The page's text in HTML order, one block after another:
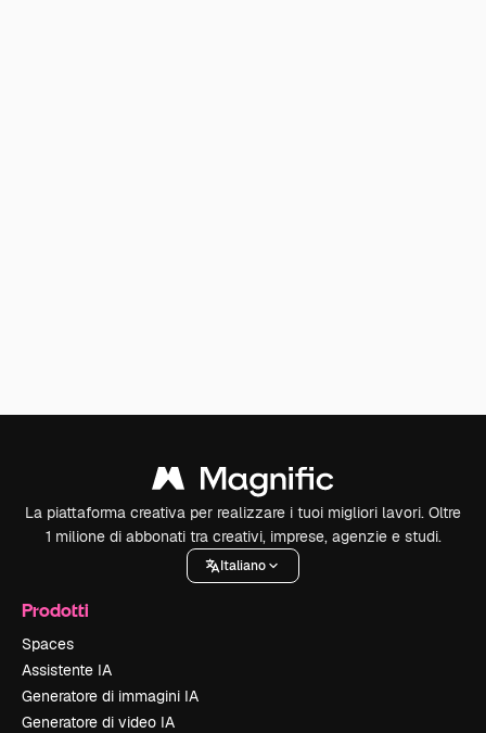
La piattaforma creativa per realizzare i tuoi migliori lavori. Oltre
1 milione di abbonati tra creativi, imprese, agenzie e studi.
Italiano
Prodotti
Spaces
Assistente IA
Generatore di immagini IA
Generatore di video IA